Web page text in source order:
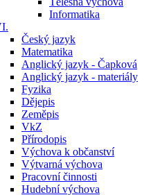
Informatika
Český jazyk
Matematika
Anglický jazyk - Čapková
Anglický jazyk - materiály
Fyzika
Dějepis
Zeměpis
VkZ
Přírodopis
Výchova k občanství
Výtvarná výchova
Pracovní činnosti
Hudební výchova